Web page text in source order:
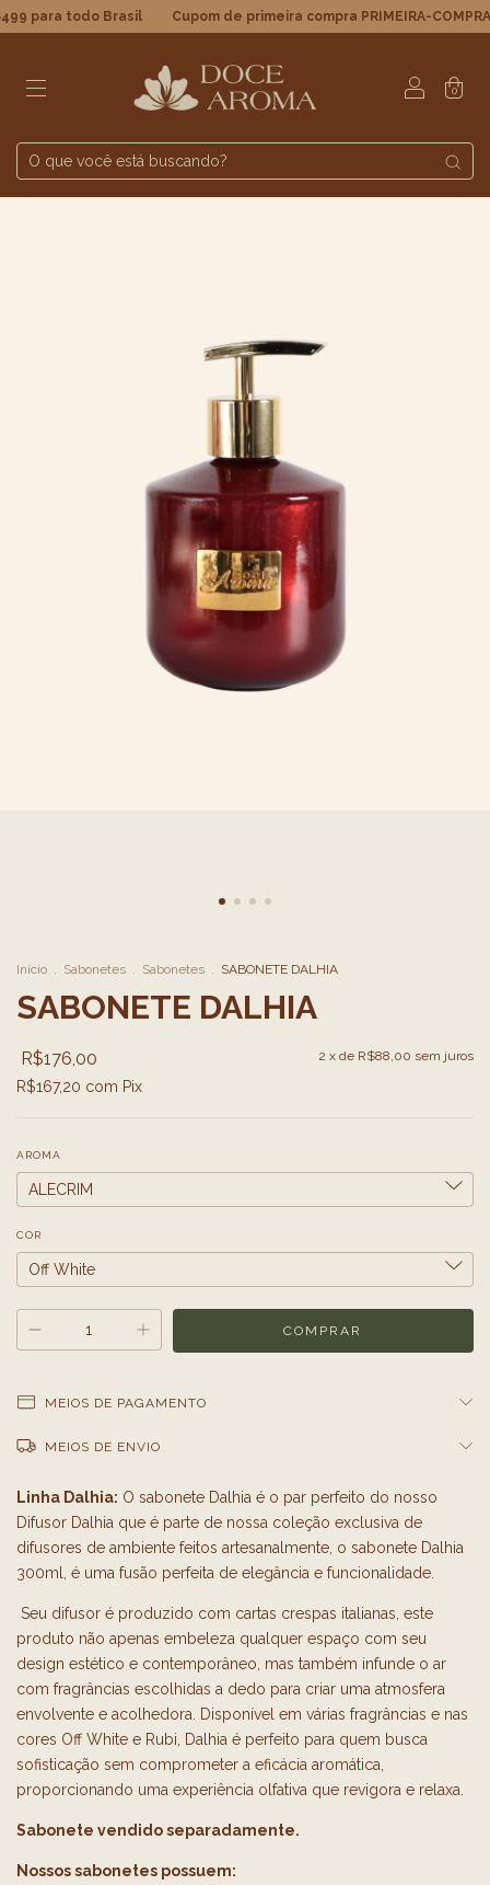
para todo Brasil Cupom de primeira compra PRIMEIRA-COMPRA5
0
Início . Sabonetes . Sabonetes . SABONETE DALHIA
SABONETE DALHIA
R$176,00 2 x de R$88,00 sem juros
R$167,20 com Pix
AROMA
COR
MEIOS DE PAGAMENTO
MEIOS DE ENVIO
Linha Dalhia: O sabonete Dalhia é o par perfeito do nosso
Difusor Dalhia que é parte de nossa coleção exclusiva de
difusores de ambiente feitos artesanalmente, o sabonete Dalhia
300ml, é uma fusão perfeita de elegância e funcionalidade.
Seu difusor é produzido com cartas crespas italianas, este
produto não apenas embeleza qualquer espaço com seu
design estético e contemporâneo, mas também infunde o ar
com fragrâncias escolhidas a dedo para criar uma atmosfera
envolvente e acolhedora. Disponível em várias fragrâncias e nas
cores Off White e Rubi, Dalhia é perfeito para quem busca
sofisticação sem comprometer a eficácia aromática,
proporcionando uma experiência olfativa que revigora e relaxa.
Sabonete vendido separadamente.
Nossos sabonetes possuem: